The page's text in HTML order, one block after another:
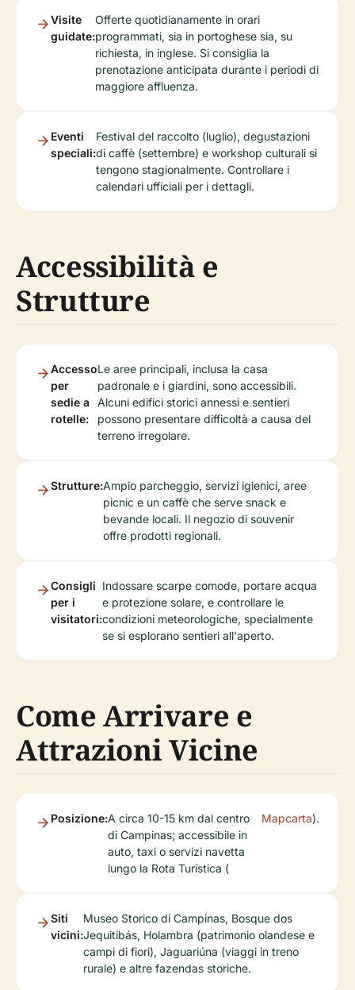
Visite
guidate:
Offerte quotidianamente in orari
programmati, sia in portoghese sia, su
richiesta, in inglese. Si consiglia la
prenotazione anticipata durante i periodi di
maggiore affluenza.
Eventi
speciali:
Festival del raccolto (luglio), degustazioni
di caffè (settembre) e workshop culturali si
tengono stagionalmente. Controllare i
calendari ufficiali per i dettagli.
Accessibilità e
Strutture
Accesso
per
sedie a
rotelle:
Le aree principali, inclusa la casa
padronale e i giardini, sono accessibili.
Alcuni edifici storici annessi e sentieri
possono presentare difficoltà a causa del
terreno irregolare.
Strutture:Ampio parcheggio, servizi igienici, aree
picnic e un caffè che serve snack e
bevande locali. Il negozio di souvenir
offre prodotti regionali.
Consigli
per i
visitatori:
Indossare scarpe comode, portare acqua
e protezione solare, e controllare le
condizioni meteorologiche, specialmente
se si esplorano sentieri all'aperto.
Come Arrivare e
Attrazioni Vicine
Posizione:A circa 10-15 km dal centro
di Campinas; accessibile in
auto, taxi o servizi navetta
lungo la Rota Turística (
Mapcarta).
Siti
vicini:
Museo Storico di Campinas, Bosque dos
Jequitibás, Holambra (patrimonio olandese e
campi di fiori), Jaguariúna (viaggi in treno
rurale) e altre fazendas storiche.